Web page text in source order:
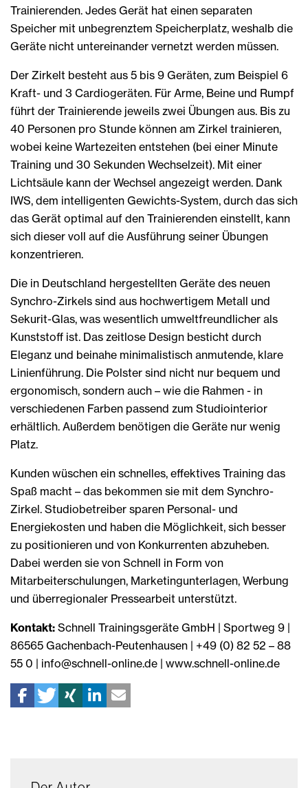
Trainierenden. Jedes Gerät hat einen separaten
Speicher mit unbegrenztem Speicherplatz, weshalb die
Geräte nicht untereinander vernetzt werden müssen.
Der Zirkelt besteht aus 5 bis 9 Geräten, zum Beispiel 6
Kraft- und 3 Cardiogeräten. Für Arme, Beine und Rumpf
führt der Trainierende jeweils zwei Übungen aus. Bis zu
40 Personen pro Stunde können am Zirkel trainieren,
wobei keine Wartezeiten entstehen (bei einer Minute
Training und 30 Sekunden Wechselzeit). Mit einer
Lichtsäule kann der Wechsel angezeigt werden. Dank
IWS, dem intelligenten Gewichts-System, durch das sich
das Gerät optimal auf den Trainierenden einstellt, kann
sich dieser voll auf die Ausführung seiner Übungen
konzentrieren.
Die in Deutschland hergestellten Geräte des neuen
Synchro-Zirkels sind aus hochwertigem Metall und
Sekurit-Glas, was wesentlich umweltfreundlicher als
Kunststoff ist. Das zeitlose Design besticht durch
Eleganz und beinahe minimalistisch anmutende, klare
Linienführung. Die Polster sind nicht nur bequem und
ergonomisch, sondern auch – wie die Rahmen - in
verschiedenen Farben passend zum Studiointerior
erhältlich. Außerdem benötigen die Geräte nur wenig
Platz.
Kunden wüschen ein schnelles, effektives Training das
Spaß macht – das bekommen sie mit dem Synchro-
Zirkel. Studiobetreiber sparen Personal- und
Energiekosten und haben die Möglichkeit, sich besser
zu positionieren und von Konkurrenten abzuheben.
Dabei werden sie von Schnell in Form von
Mitarbeiterschulungen, Marketingunterlagen, Werbung
und überregionaler Pressearbeit unterstützt.
Kontakt: Schnell Trainingsgeräte GmbH | Sportweg 9 |
86565 Gachenbach-Peutenhausen | +49 (0) 82 52 – 88
55 0 | info@schnell-online.de | www.schnell-online.de